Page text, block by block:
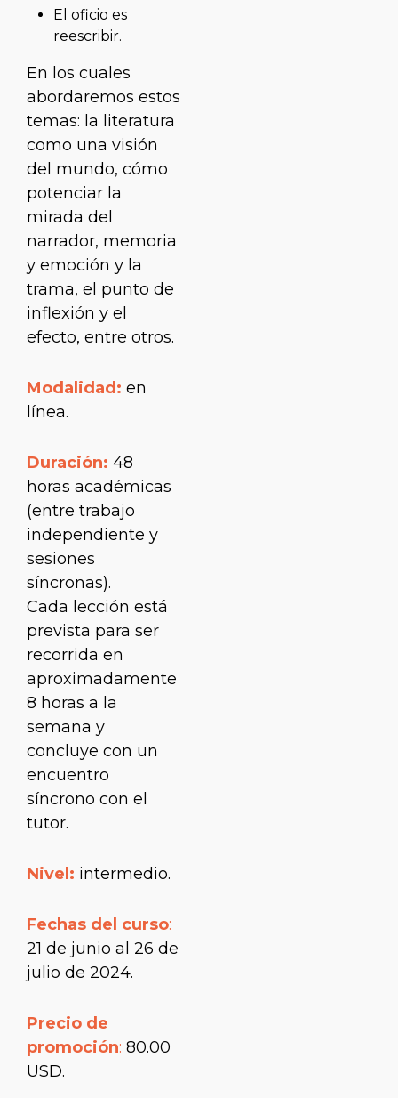
El oficio es
reescribir.
En los cuales
abordaremos estos
temas: la literatura
como una visión
del mundo, cómo
potenciar la
mirada del
narrador, memoria
y emoción y la
trama, el punto de
inflexión y el
efecto, entre otros.
Modalidad: en
línea.
Duración: 48
horas académicas
(entre trabajo
independiente y
sesiones
síncronas).
Cada lección está
prevista para ser
recorrida en
aproximadamente
8 horas a la
semana y
concluye con un
encuentro
síncrono con el
tutor.
Nivel: intermedio.
Fechas del curso:
21 de junio al 26 de
julio de 2024.
Precio de
promoción: 80.00
USD.